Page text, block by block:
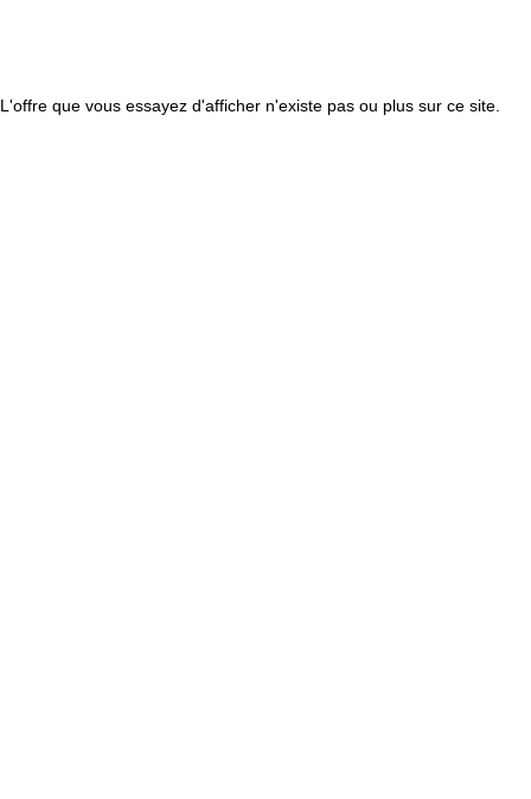
L'offre que vous essayez d'afficher n'existe pas ou plus sur ce site.